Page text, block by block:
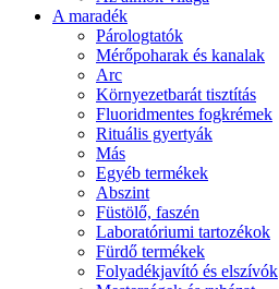
A maradék
Párologtatók
Mérőpoharak és kanalak
Arc
Környezetbarát tisztítás
Fluoridmentes fogkrémek
Rituális gyertyák
Más
Egyéb termékek
Abszint
Füstölő, faszén
Laboratóriumi tartozékok
Fürdő termékek
Folyadékjavító és elszívók